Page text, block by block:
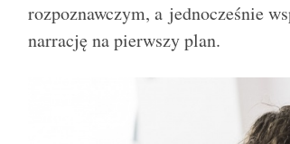
rozpoznawczym, a jednocześnie
narrację na pierwszy plan.